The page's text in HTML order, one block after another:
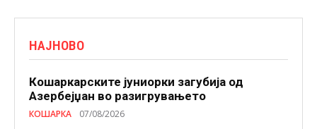
НАЈНОВО
Кошаркарските јуниорки загубија од
Азербејџан во разигрувањето
КОШАРКА 07/08/2026